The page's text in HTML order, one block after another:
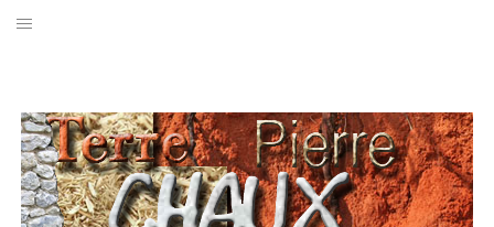
Aller
PARTICIPATIFS
CHANTIERS RÉALISÉS